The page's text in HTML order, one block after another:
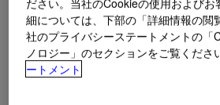
Nonionic surfactant for use in
and metalworking fluids;
and wetting characteristics, as
ださい。当社のCookieの使用および
細については、下部の「詳細情報の閲
社のプライバシーステートメントの「
ノロジー」のセクションをご覧くださ
ートメント